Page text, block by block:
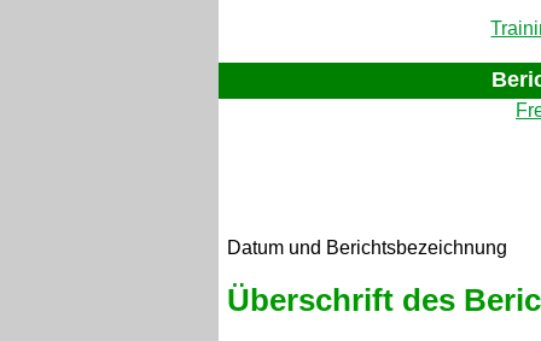
Datum und Berichtsbezeichnung
Überschrift des